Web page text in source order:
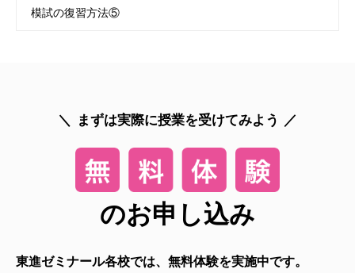
模試の復習方法⑤
まずは実際に授業を受けてみよう
のお申し込み
東進ゼミナール各校では、無料体験を実施中です。